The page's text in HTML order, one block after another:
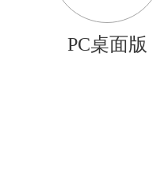
PC桌面版